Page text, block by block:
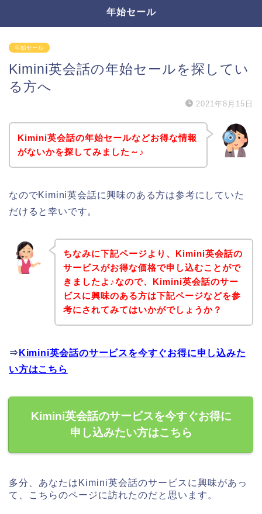
年始セール
年始セール
Kimini英会話の年始セールを探してい
る方へ
2021年8月15日
Kimini英会話の年始セールなどお得な情報
がないかを探してみました～♪
なのでKimini英会話に興味のある方は参考にしていた
だけると幸いです。
ちなみに下記ページより、Kimini英会話の
サービスがお得な価格で申し込むことがで
きましたよ♪なので、Kimini英会話のサー
ビスに興味のある方は下記ページなどを参
考にされてみてはいかがでしょうか？
⇒ Kimini英会話のサービスを今すぐお得に申し込みた
い方はこちら
Kimini英会話のサービスを今すぐお得に
申し込みたい方はこちら
多分、あなたはKimini英会話のサービスに興味があっ
て、こちらのページに訪れたのだと思います。